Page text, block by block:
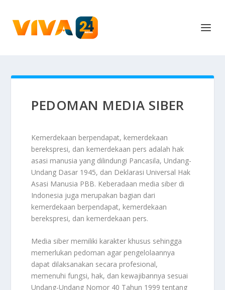
PEDOMAN MEDIA SIBER
Kemerdekaan berpendapat, kemerdekaan
berekspresi, dan kemerdekaan pers adalah hak
asasi manusia yang dilindungi Pancasila, Undang-
Undang Dasar 1945, dan Deklarasi Universal Hak
Asasi Manusia PBB. Keberadaan media siber di
Indonesia juga merupakan bagian dari
kemerdekaan berpendapat, kemerdekaan
berekspresi, dan kemerdekaan pers.
Media siber memiliki karakter khusus sehingga
memerlukan pedoman agar pengelolaannya
dapat dilaksanakan secara profesional,
memenuhi fungsi, hak, dan kewajibannya sesuai
Undang-Undang Nomor 40 Tahun 1999 tentang